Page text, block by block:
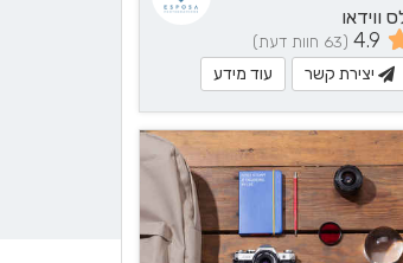
ווידאו
4.9 (63 חוות דעת)
יצירת קשר עוד מידע